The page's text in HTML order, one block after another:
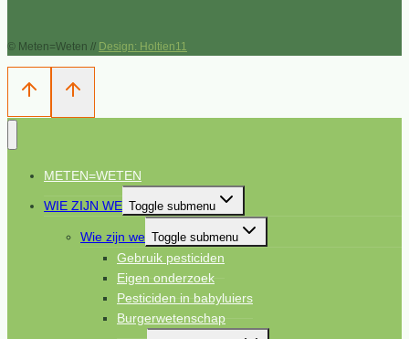
© Meten=Weten // Design: Holtien11
METEN=WETEN
WIE ZIJN WE Toggle submenu
Wie zijn we Toggle submenu
Gebruik pesticiden
Eigen onderzoek
Pesticiden in babyluiers
Burgerwetenschap